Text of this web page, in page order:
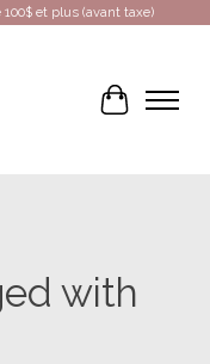
et plus (avant taxe)
Cart
with